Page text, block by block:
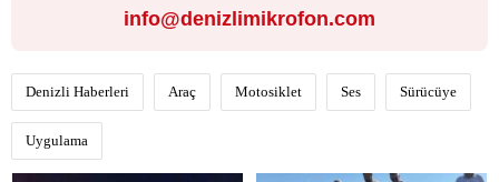
info@denizlimikrofon.com
Denizli Haberleri Araç Motosiklet Ses Sürücüye
Uygulama